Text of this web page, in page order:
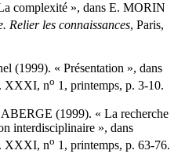
complexité », dans E. MORIN
Relier les connaissances, Paris,
(1999). « Présentation », dans
XXXI, no 1, printemps, p. 3-10.
(1999). « La recherche
interdisciplinaire », dans
XXXI, no 1, printemps, p. 63-76.